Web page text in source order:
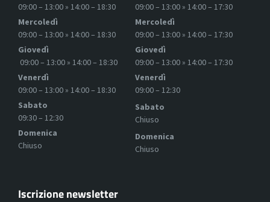
09:00 – 13:00 » 14:00 – 18:30
Mercoledì
09:00 – 13:00 » 14:00 – 18:30
Giovedì
09:00 – 13:00 » 14:00 – 18:30
Venerdì
09:00 – 13:00 » 14:00 – 18:30
Sabato
09:30 – 12:30
Domenica
Chiuso
09:00 – 13:00 » 14:00 – 17:30
Mercoledì
09:00 – 13:00 » 14:00 – 17:30
Giovedì
09:00 – 13:00 » 14:00 – 17:30
Venerdì
09:00 – 12:30
Sabato
Chiuso
Domenica
Chiuso
Iscrizione newsletter